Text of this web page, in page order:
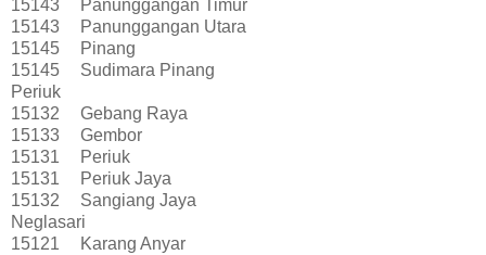
15143
Panunggangan Timur
15143
Panunggangan Utara
15145
Pinang
15145
Sudimara Pinang
Periuk
15132
Gebang Raya
15133
Gembor
15131
Periuk
15131
Periuk Jaya
15132
Sangiang Jaya
Neglasari
15121
Karang Anyar